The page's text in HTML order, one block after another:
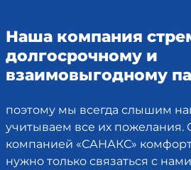
Наша компания
долгосрочному и
взаимовыгодному
поэтому мы всегда слышим
учитываем все их пожелания.
компанией «САНАКС»
нужно только связаться с